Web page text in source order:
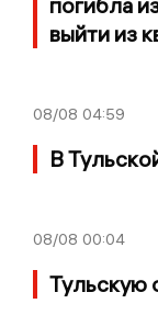
выйти из
08/08 04:59
В
08/08 00:04
Тульскую